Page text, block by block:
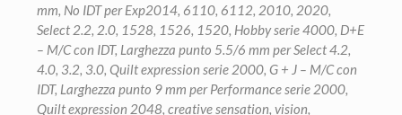
mm, No IDT per Exp2014, 6110, 6112, 2010, 2020,
Select 2.2, 2.0, 1528, 1526, 1520, Hobby serie 4000, D+E
– M/C con IDT, Larghezza punto 5.5/6 mm per Select 4.2,
4.0, 3.2, 3.0, Quilt expression serie 2000, G + J – M/C con
IDT, Larghezza punto 9 mm per Performance serie 2000,
Quilt expression 2048, creative sensation, vision,